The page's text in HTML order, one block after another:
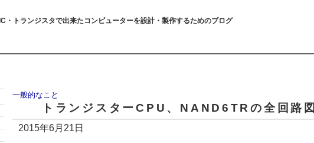
IC・トランジスタで出来たコンピューターを設計・製作するためのブログ
一般的なこと
トランジスターCPU、NAND6TRの全回路図
2015年6月21日